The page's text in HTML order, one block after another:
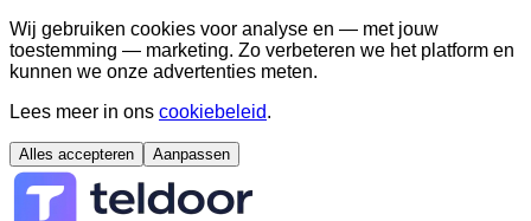
Wij gebruiken cookies voor analyse en — met jouw
toestemming — marketing. Zo verbeteren we het platform en
kunnen we onze advertenties meten.
Lees meer in ons cookiebeleid.
Alles accepteren Aanpassen